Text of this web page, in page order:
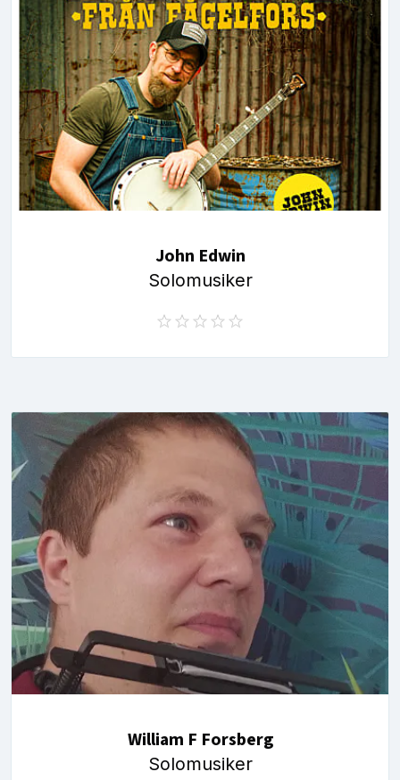
John Edwin
Solomusiker
William F Forsberg
Solomusiker